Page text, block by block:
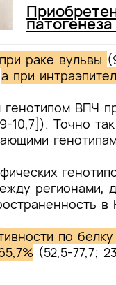
раке вульвы
а при
ВПЧ
10,7]). Точно
регионами,
по
(52,5-77,7;